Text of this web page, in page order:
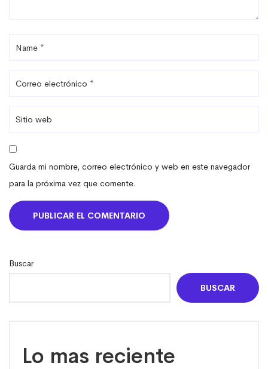
Buscar
BUSCAR
Lo mas reciente
Guarda mi nombre, correo electrónico y web en este navegador
para la próxima vez que comente.